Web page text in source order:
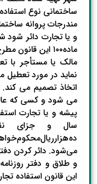
ساختمانی نوع
مندرجات پروانه
ماده۱۰۰ این
مالک یا مستأجر با
نماید در مورد
اتخاذ تصمیم می
می شود و کسی که
پیشه و یا تجارت
سال و جزای
می‌شود. دائر کردن
و طلاق و دفتر
این قانون استفاده